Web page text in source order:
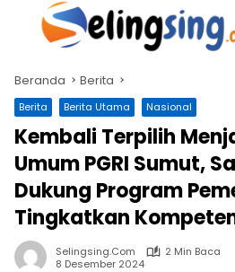
Langsung
Beranda Berita
Berita Berita Utama Nasional
Kembali Terpilih
Umum PGRI Sumut,
Dukung Program
Tingkatkan
Selingsing.com
2 Min Baca
8 Desember 2024